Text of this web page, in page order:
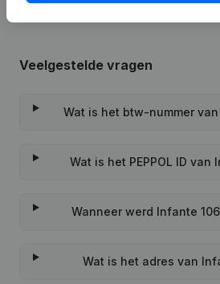
Veelgestelde vragen
Wat is het btw-nummer
Wat is het PEPPOL ID van
Wanneer werd Infante
Wat is het adres van